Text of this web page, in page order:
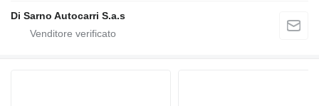
Di Sarno Autocarri S.a.s